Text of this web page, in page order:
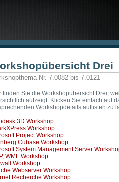
Drei
Nr. 7.0082 bis 7.0121
finden Sie die Workshopübersicht Drei,
aufzeigt. Klicken Sie einfach auf
Workshopdetails auflisten zu
3D Workshop
Workshop
Project Workshop
Cubase Workshop
System Management Server
WML Workshop
Workshop
Webserver Workshop
Recherche Workshop